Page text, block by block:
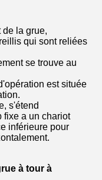
de la grue,
qui sont reliées
se trouve au
est située
s'étend
fixe a un chariot
inférieure pour
à tour à